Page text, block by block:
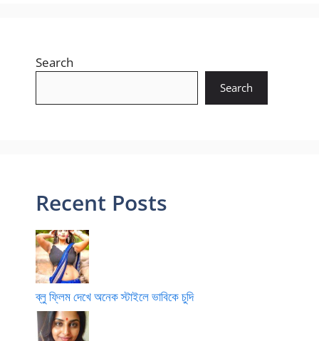
Search
Search
Recent Posts
ব্লু ফ্লিম দেখে অনেক স্টাইলে ভাবিকে চুদি